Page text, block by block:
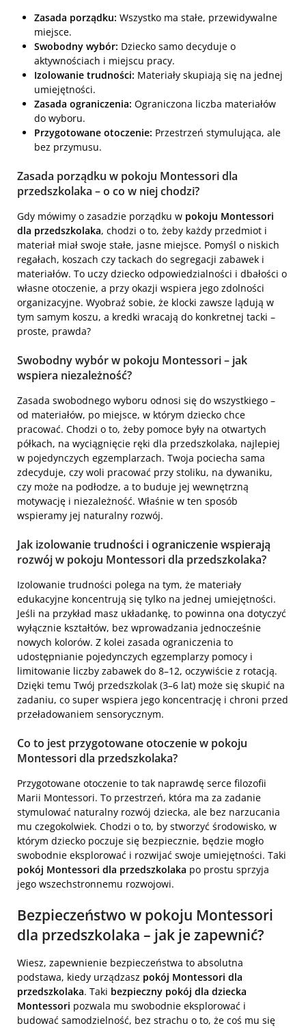
Zasada porządku: Wszystko ma stałe, przewidywalne
miejsce.
Swobodny wybór: Dziecko samo decyduje o
aktywnościach i miejscu pracy.
Izolowanie trudności: Materiały skupiają się na jednej
umiejętności.
Zasada ograniczenia: Ograniczona liczba materiałów
do wyboru.
Przygotowane otoczenie: Przestrzeń stymulująca, ale
bez przymusu.
Zasada porządku w pokoju Montessori dla
przedszkolaka – o co w niej chodzi?
Gdy mówimy o zasadzie porządku w pokoju Montessori
dla przedszkolaka, chodzi o to, żeby każdy przedmiot i
materiał miał swoje stałe, jasne miejsce. Pomyśl o niskich
regałach, koszach czy tackach do segregacji zabawek i
materiałów. To uczy dziecko odpowiedzialności i dbałości o
własne otoczenie, a przy okazji wspiera jego zdolności
organizacyjne. Wyobraź sobie, że klocki zawsze lądują w
tym samym koszu, a kredki wracają do konkretnej tacki –
proste, prawda?
Swobodny wybór w pokoju Montessori – jak
wspiera niezależność?
Zasada swobodnego wyboru odnosi się do wszystkiego –
od materiałów, po miejsce, w którym dziecko chce
pracować. Chodzi o to, żeby pomoce były na otwartych
półkach, na wyciągnięcie ręki dla przedszkolaka, najlepiej
w pojedynczych egzemplarzach. Twoja pociecha sama
zdecyduje, czy woli pracować przy stoliku, na dywaniku,
czy może na podłodze, a to buduje jej wewnętrzną
motywację i niezależność. Właśnie w ten sposób
wspieramy jej naturalny rozwój.
Jak izolowanie trudności i ograniczenie wspierają
rozwój w pokoju Montessori dla przedszkolaka?
Izolowanie trudności polega na tym, że materiały
edukacyjne koncentrują się tylko na jednej umiejętności.
Jeśli na przykład masz układankę, to powinna ona dotyczyć
wyłącznie kształtów, bez wprowadzania jednocześnie
nowych kolorów. Z kolei zasada ograniczenia to
udostępnianie pojedynczych egzemplarzy pomocy i
limitowanie liczby zabawek do 8–12, oczywiście z rotacją.
Dzięki temu Twój przedszkolak (3–6 lat) może się skupić na
zadaniu, co super wspiera jego koncentrację i chroni przed
przeładowaniem sensorycznym.
Co to jest przygotowane otoczenie w pokoju
Montessori dla przedszkolaka?
Przygotowane otoczenie to tak naprawdę serce filozofii
Marii Montessori. To przestrzeń, która ma za zadanie
stymulować naturalny rozwój dziecka, ale bez narzucania
mu czegokolwiek. Chodzi o to, by stworzyć środowisko, w
którym dziecko poczuje się bezpiecznie, będzie mogło
swobodnie eksplorować i rozwijać swoje umiejętności. Taki
pokój Montessori dla przedszkolaka po prostu sprzyja
jego wszechstronnemu rozwojowi.
Bezpieczeństwo w pokoju Montessori
dla przedszkolaka – jak je zapewnić?
Wiesz, zapewnienie bezpieczeństwa to absolutna
podstawa, kiedy urządzasz pokój Montessori dla
przedszkolaka. Taki bezpieczny pokój dla dziecka
Montessori pozwala mu swobodnie eksplorować i
budować samodzielność, bez strachu o to, że coś mu się